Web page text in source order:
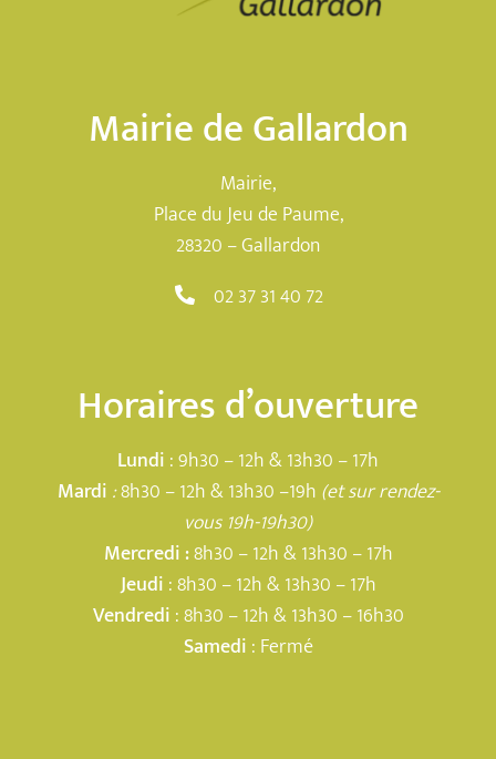
Mairie de Gallardon
Mairie,
Place du Jeu de Paume,
28320 – Gallardon
02 37 31 40 72
Horaires d’ouverture
Lundi : 9h30 – 12h & 13h30 – 17h
Mardi :8h30 – 12h & 13h30 –19h (et sur rendez-
vous 19h-19h30)
Mercredi :8h30 – 12h & 13h30 – 17h
Jeudi : 8h30 – 12h & 13h30 – 17h
Vendredi : 8h30 – 12h & 13h30 – 16h30
Samedi : Fermé